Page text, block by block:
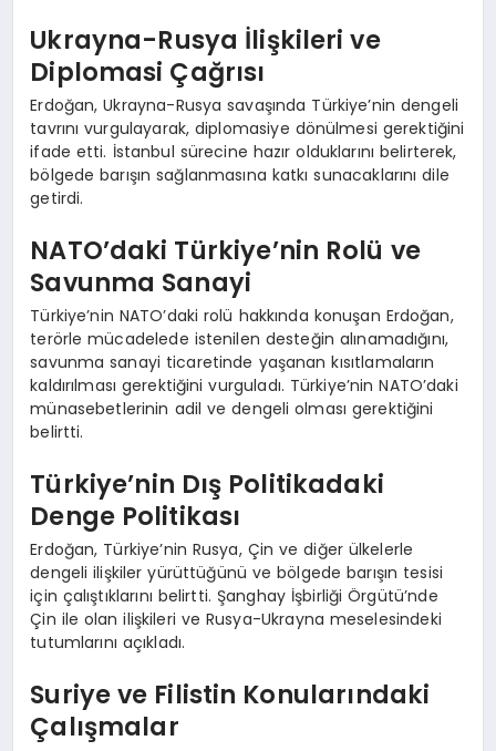
Ukrayna-Rusya İlişkileri ve
Diplomasi Çağrısı
Erdoğan, Ukrayna-Rusya savaşında Türkiye’nin dengeli
tavrını vurgulayarak, diplomasiye dönülmesi gerektiğini
ifade etti. İstanbul sürecine hazır olduklarını belirterek,
bölgede barışın sağlanmasına katkı sunacaklarını dile
getirdi.
NATO’daki Türkiye’nin Rolü ve
Savunma Sanayi
Türkiye’nin NATO’daki rolü hakkında konuşan Erdoğan,
terörle mücadelede istenilen desteğin alınamadığını,
savunma sanayi ticaretinde yaşanan kısıtlamaların
kaldırılması gerektiğini vurguladı. Türkiye’nin NATO’daki
münasebetlerinin adil ve dengeli olması gerektiğini
belirtti.
Türkiye’nin Dış Politikadaki
Denge Politikası
Erdoğan, Türkiye’nin Rusya, Çin ve diğer ülkelerle
dengeli ilişkiler yürüttüğünü ve bölgede barışın tesisi
için çalıştıklarını belirtti. Şanghay İşbirliği Örgütü’nde
Çin ile olan ilişkileri ve Rusya-Ukrayna meselesindeki
tutumlarını açıkladı.
Suriye ve Filistin Konularındaki
Çalışmalar